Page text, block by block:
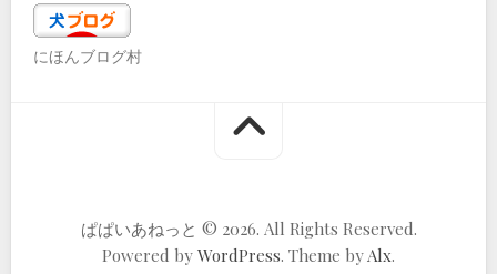
にほんブログ村
ぱぱいあねっと © 2026. All Rights Reserved.
Powered by WordPress. Theme byAlx.